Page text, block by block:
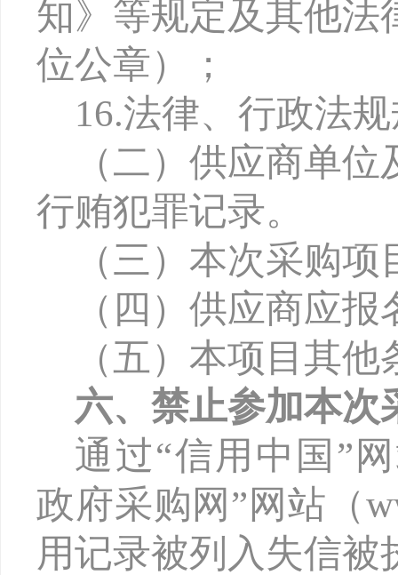
知》等规定及其他法
位公章）；
16.法律、行政法
（二）供应商单
行贿犯罪记录。
（三）本次采购
（四）供应商应
（五）本项目其他
六、禁止参加本次
通过“信用中国”
政府采购网”网站（
用记录被列入失信